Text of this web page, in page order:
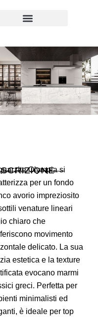
Olympia si
per un fondo
avorio impreziosito
venature lineari
chiaro che
movimento
delicato. La sua
estetica e la texture
evocano marmi
greci. Perfetta per
minimalisti ed
è ideale per top